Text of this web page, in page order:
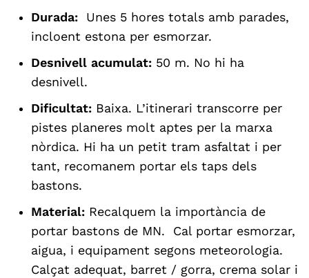
Durada: Unes 5 hores totals amb parades,
incloent estona per esmorzar.
Desnivell acumulat: 50 m. No hi ha
desnivell.
Dificultat: Baixa. L’itinerari transcorre per
pistes planeres molt aptes per la marxa
nòrdica. Hi ha un petit tram asfaltat i per
tant, recomanem portar els taps dels
bastons.
Material: Recalquem la importància de
portar bastons de MN. Cal portar esmorzar,
aigua, i equipament segons meteorologia.
Calçat adequat, barret / gorra, crema solar i